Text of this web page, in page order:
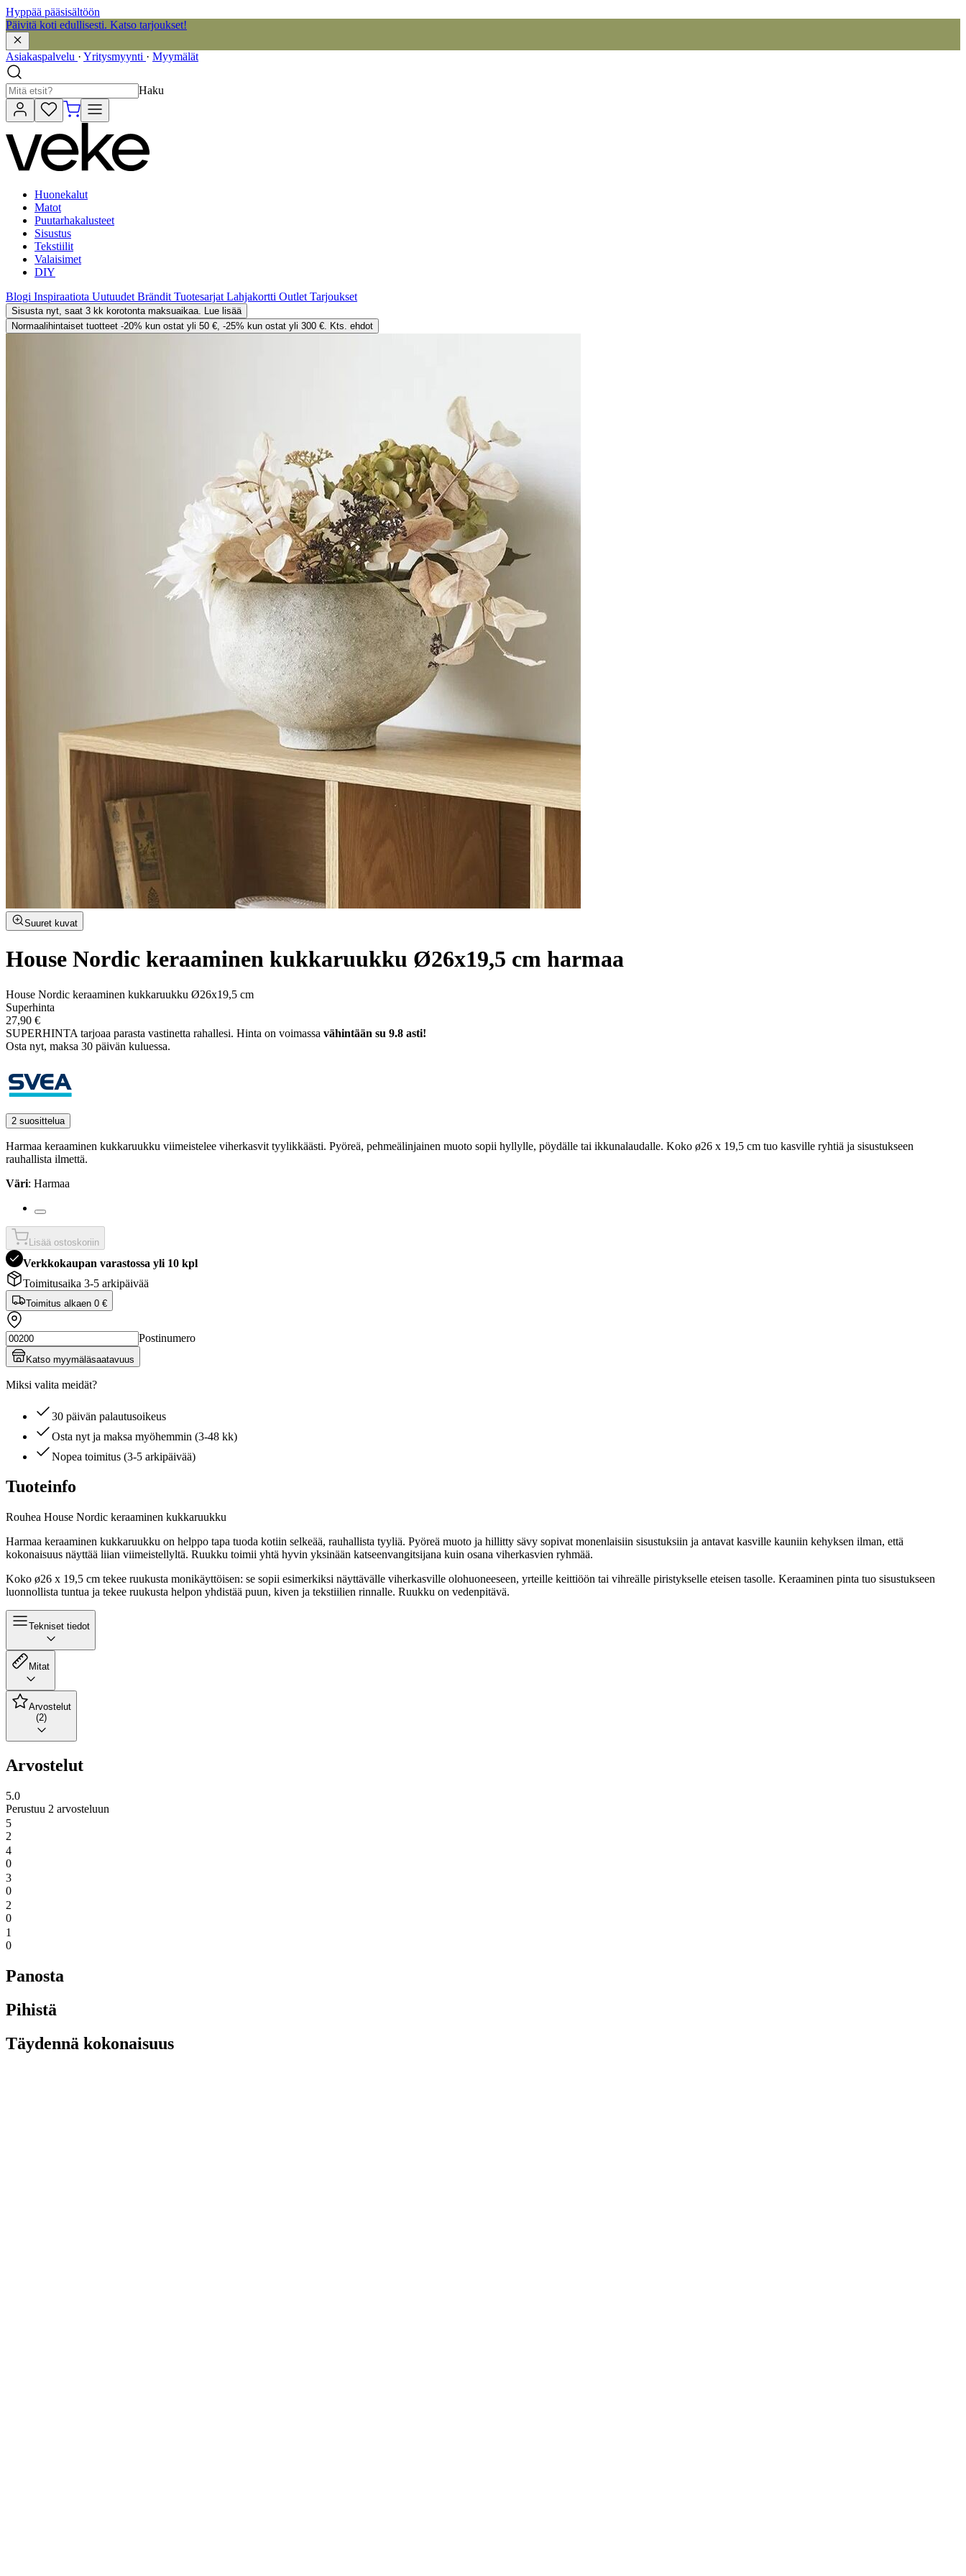
Hyppää pääsisältöön
Päivitä koti edullisesti. Katso tarjoukset!
Asiakaspalvelu · Yritysmyynti · Myymälät
Haku
Huonekalut
Matot
Puutarhakalusteet
Sisustus
Tekstiilit
Valaisimet
DIY
Blogi Inspiraatiota Uutuudet Brändit Tuotesarjat Lahjakortti Outlet Tarjoukset
Sisusta nyt, saat 3 kk korotonta maksuaikaa. Lue lisää
Normaalihintaiset tuotteet -20% kun ostat yli 50 €, -25% kun ostat yli 300 €. Kts. ehdot
Suuret kuvat
House Nordic keraaminen kukkaruukku Ø26x19,5 cm harmaa
House Nordic keraaminen kukkaruukku Ø26x19,5 cm
Superhinta
27,90 €
SUPERHINTA tarjoaa parasta vastinetta rahallesi. Hinta on voimassa vähintään su 9.8 asti!
Osta nyt, ­maksa 30 päivän kuluessa.
2 suosittelua
Harmaa keraaminen kukkaruukku viimeistelee viherkasvit tyylikkäästi. Pyöreä, pehmeälinjainen muoto sopii hyllylle, pöydälle tai ikkunalaudalle. Koko ø26 x 19,5 cm tuo kasville ryhtiä ja sisustukseen
rauhallista ilmettä.
Väri: Harmaa
Lisää ostoskoriin
Verkkokaupan varastossa yli 10 kpl
Toimitusaika 3-5 arkipäivää
Toimitus alkaen 0 €
Postinumero
Katso myymäläsaatavuus
Miksi valita meidät?
30 päivän palautusoikeus
Osta nyt ja maksa myöhemmin (3-48 kk)
Nopea toimitus (3-5 arkipäivää)
Tuoteinfo
Rouhea House Nordic keraaminen kukkaruukku
Harmaa keraaminen kukkaruukku on helppo tapa tuoda kotiin selkeää, rauhallista tyyliä. Pyöreä muoto ja hillitty sävy sopivat monenlaisiin sisustuksiin ja antavat kasville kauniin kehyksen ilman, että
kokonaisuus näyttää liian viimeistellyltä. Ruukku toimii yhtä hyvin yksinään katseenvangitsijana kuin osana viherkasvien ryhmää.
Koko ø26 x 19,5 cm tekee ruukusta monikäyttöisen: se sopii esimerkiksi näyttävälle viherkasville olohuoneeseen, yrteille keittiöön tai vihreälle piristykselle eteisen tasolle. Keraaminen pinta tuo sisustukseen
luonnollista tuntua ja tekee ruukusta helpon yhdistää puun, kiven ja tekstiilien rinnalle. Ruukku on vedenpitävä.
Tekniset tiedot
Mitat
Arvostelut
(2)
Arvostelut
5.0
Perustuu 2 arvosteluun
5
2
4
0
3
0
2
0
1
0
Panosta
Pihistä
Täydennä kokonaisuus